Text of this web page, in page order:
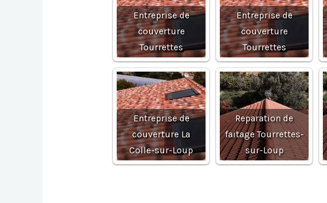
Entreprise de
couverture
Tourrettes
Entreprise de
couverture
Tourrettes
Entreprise de
couverture La
Colle-sur-Loup
Reparation de
faitage Tourrettes-
sur-Loup